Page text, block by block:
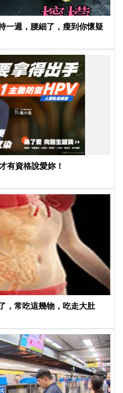
一週，腰細了，瘦到你懷疑
有資格說愛妳！
，常吃這幾物，吃走大肚